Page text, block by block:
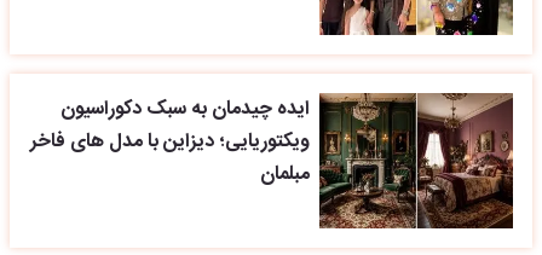
ایده چیدمان به سبک دکوراسیون
ویکتوریایی؛ دیزاین با مدل های فاخر
مبلمان